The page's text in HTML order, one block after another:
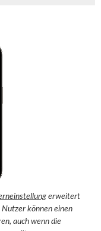
erweitert
können einen
auch wenn die